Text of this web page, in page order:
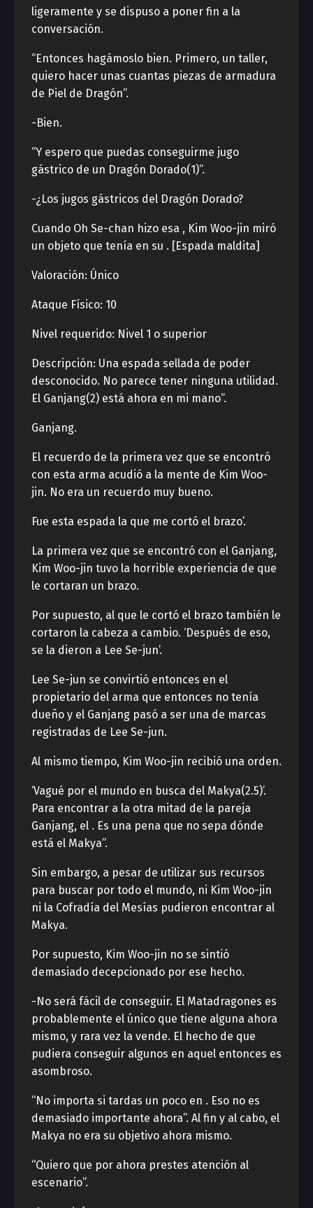
ligeramente y se dispuso a poner fin a la
conversación.
“Entonces hagámoslo bien. Primero, un taller,
quiero hacer unas cuantas piezas de armadura
de Piel de Dragón”.
-Bien.
“Y espero que puedas conseguirme jugo
gástrico de un Dragón Dorado(1)”.
-¿Los jugos gástricos del Dragón Dorado?
Cuando Oh Se-chan hizo esa , Kim Woo-jin miró
un objeto que tenía en su . [Espada maldita]
Valoración: Único
Ataque Físico: 10
Nivel requerido: Nivel 1 o superior
Descripción: Una espada sellada de poder
desconocido. No parece tener ninguna utilidad.
El Ganjang(2) está ahora en mi mano”.
Ganjang.
El recuerdo de la primera vez que se encontró
con esta arma acudió a la mente de Kim Woo-
jin. No era un recuerdo muy bueno.
Fue esta espada la que me cortó el brazo’.
La primera vez que se encontró con el Ganjang,
Kim Woo-jin tuvo la horrible experiencia de que
le cortaran un brazo.
Por supuesto, al que le cortó el brazo también le
cortaron la cabeza a cambio. ‘Después de eso,
se la dieron a Lee Se-jun’.
Lee Se-jun se convirtió entonces en el
propietario del arma que entonces no tenía
dueño y el Ganjang pasó a ser una de marcas
registradas de Lee Se-jun.
Al mismo tiempo, Kim Woo-jin recibió una orden.
‘Vagué por el mundo en busca del Makya(2.5)’.
Para encontrar a la otra mitad de la pareja
Ganjang, el . Es una pena que no sepa dónde
está el Makya”.
Sin embargo, a pesar de utilizar sus recursos
para buscar por todo el mundo, ni Kim Woo-jin
ni la Cofradía del Mesías pudieron encontrar al
Makya.
Por supuesto, Kim Woo-jin no se sintió
demasiado decepcionado por ese hecho.
-No será fácil de conseguir. El Matadragones es
probablemente el único que tiene alguna ahora
mismo, y rara vez la vende. El hecho de que
pudiera conseguir algunos en aquel entonces es
asombroso.
“No importa si tardas un poco en . Eso no es
demasiado importante ahora”. Al fin y al cabo, el
Makya no era su objetivo ahora mismo.
“Quiero que por ahora prestes atención al
escenario”.